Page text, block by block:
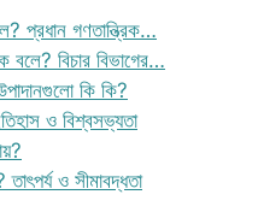
প্রধান গণতান্ত্রিক…
বলে? বিচার বিভাগের…
কি কি?
ও বিশ্বসভ্যতা
তাৎপর্য ও সীমাবদ্ধতা